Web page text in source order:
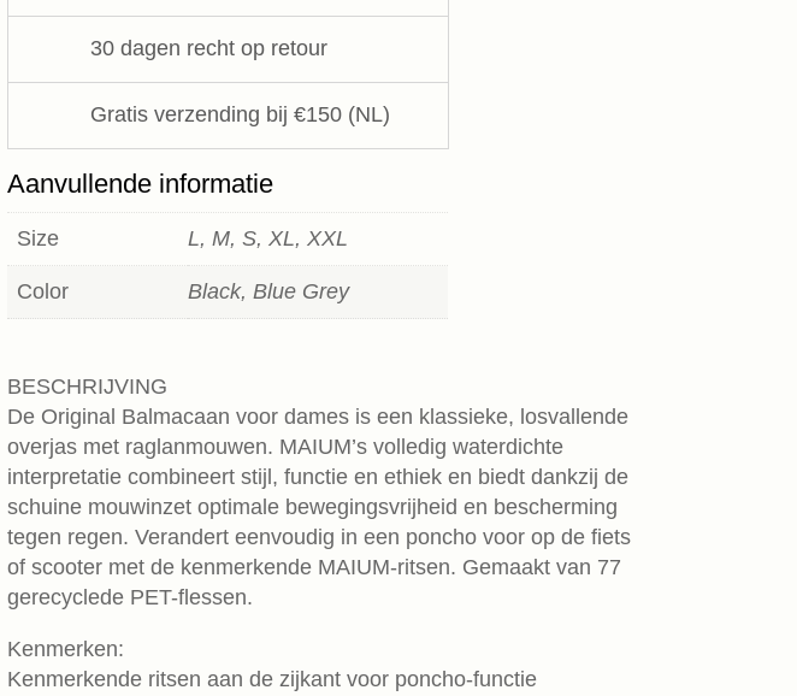
30 dagen recht op retour
Gratis verzending bij €150 (NL)
Aanvullende informatie
Size L, M, S, XL, XXL
Color Black, Blue Grey
BESCHRIJVING
De Original Balmacaan voor dames is een klassieke, losvallende
overjas met raglanmouwen. MAIUM’s volledig waterdichte
interpretatie combineert stijl, functie en ethiek en biedt dankzij de
schuine mouwinzet optimale bewegingsvrijheid en bescherming
tegen regen. Verandert eenvoudig in een poncho voor op de fiets
of scooter met de kenmerkende MAIUM-ritsen. Gemaakt van 77
gerecyclede PET-flessen.
Kenmerken:
Kenmerkende ritsen aan de zijkant voor poncho-functie